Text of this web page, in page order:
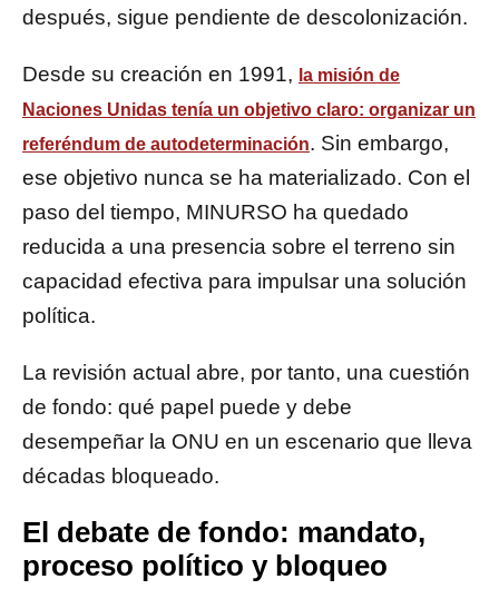
después, sigue pendiente de descolonización.
Desde su creación en 1991, la misión de
Naciones Unidas tenía un objetivo claro: organizar un
referéndum de autodeterminación. Sin embargo,
ese objetivo nunca se ha materializado. Con el
paso del tiempo, MINURSO ha quedado
reducida a una presencia sobre el terreno sin
capacidad efectiva para impulsar una solución
política.
La revisión actual abre, por tanto, una cuestión
de fondo: qué papel puede y debe
desempeñar la ONU en un escenario que lleva
décadas bloqueado.
El debate de fondo: mandato,
proceso político y bloqueo